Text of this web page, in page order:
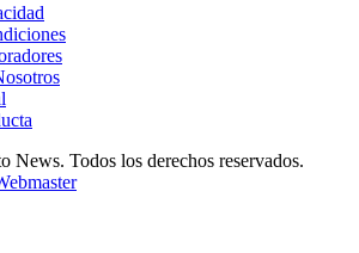
News. Todos los derechos reservados.